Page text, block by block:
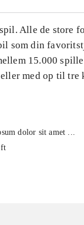
Alle de store
som din
15.000
med op til tre
dolor sit amet ...